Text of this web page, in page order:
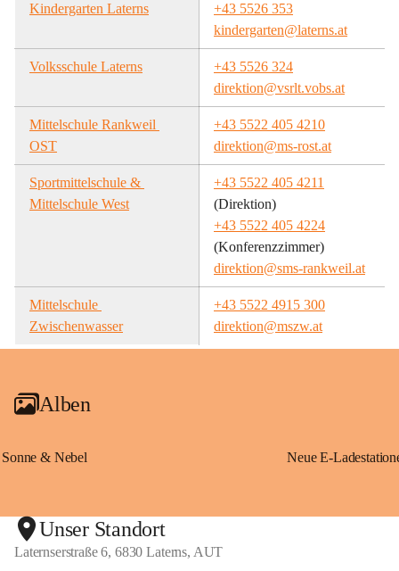
Kindergarten Laterns
+43 5526 353
kindergarten@laterns.at
Volksschule Laterns
+43 5526 324
direktion@vsrlt.vobs.at
Mittelschule Rankweil
OST
+43 5522 405 4210
direktion@ms-rost.at
Sportmittelschule &
Mittelschule West
+43 5522 405 4211
(Direktion)
+43 5522 405 4224
(Konferenzzimmer)
direktion@sms-rankweil.at
Mittelschule
Zwischenwasser
+43 5522 4915 300
direktion@mszw.at
Alben
Sonne & Nebel
Unser Standort
Laternserstraße 6, 6830 Laterns, AUT